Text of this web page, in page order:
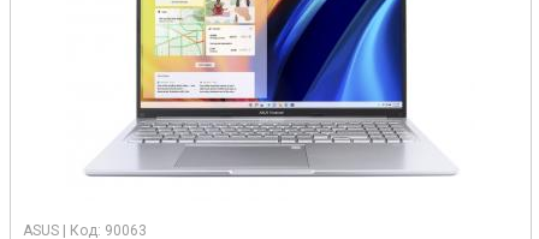
ASUS | Код: 90063